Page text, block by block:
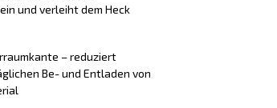
und verleiht dem Heck
– reduziert
Be- und Entladen von